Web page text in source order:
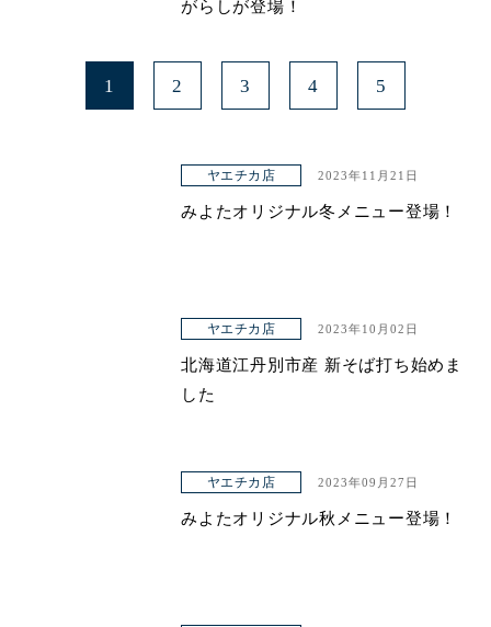
がらしが登場！
1 2 3 4 5
ヤエチカ店 2023年11月21日
みよたオリジナル冬メニュー登場！
ヤエチカ店 2023年10月02日
北海道江丹別市産 新そば打ち始めま
した
ヤエチカ店 2023年09月27日
みよたオリジナル秋メニュー登場！